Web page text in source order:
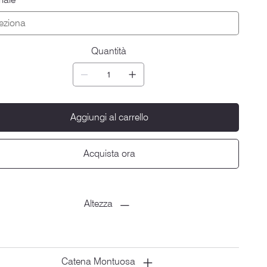
Quantità
Aggiungi al carrello
Acquista ora
Altezza
Catena Montuosa